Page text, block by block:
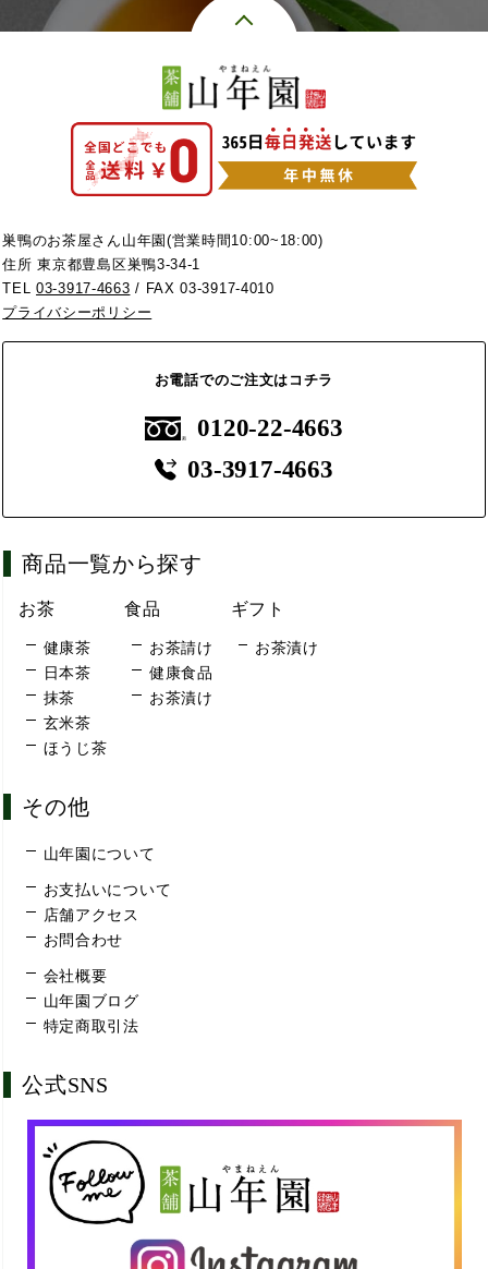
巣鴨のお茶屋さん山年園(営業時間10:00~18:00)
住所 東京都豊島区巣鴨3-34-1
TEL03-3917-4663 / FAX 03-3917-4010
プライバシーポリシー
お電話でのご注文はコチラ
0120-22-4663
03-3917-4663
商品一覧から探す
お茶
健康茶
日本茶
抹茶
玄米茶
ほうじ茶
食品
お茶請け
健康食品
お茶漬け
ギフト
お茶漬け
その他
山年園について
お支払いについて
店舗アクセス
お問合わせ
会社概要
山年園ブログ
特定商取引法
公式SNS